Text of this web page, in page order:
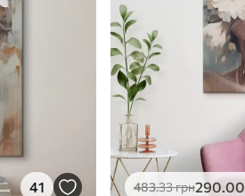
41 483.33грн290.00